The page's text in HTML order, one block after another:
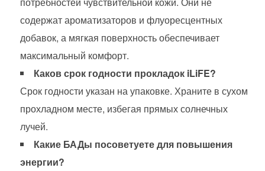
содержат ароматизаторов и флуоресцентных
добавок, а мягкая поверхность обеспечивает
максимальный комфорт.
Каков срок годности прокладок iLiFE?
Срок годности указан на упаковке. Храните в сухом
прохладном месте, избегая прямых солнечных
лучей.
Какие БАДы посоветуете для повышения
энергии?